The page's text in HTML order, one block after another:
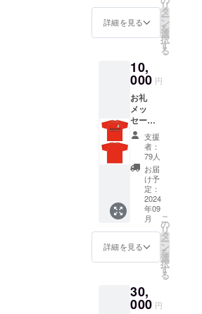
詳細を見る
リ
タ
ー
ン
を
選
択
す
る
10,
000 円
お礼
メッ
セージ
熱田高
校サッ
カー部
応援T
シャツ
エンブ
レムス
テッ
カー
（大中
小各１
枚）
支援
者：
79人
お届
け予
定：
2024
年09
月
詳細を見る
こ
の
リ
タ
ー
ン
を
選
択
す
る
30,
000 円